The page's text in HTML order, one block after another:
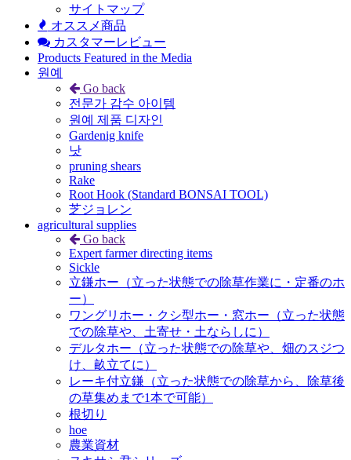
サイトマップ
オススメ商品
カスタマーレビュー
Products Featured in the Media
원예
Go back
전문가 감수 아이템
원예 제품 디자인
Gardenig knife
낫
pruning shears
Rake
Root Hook (Standard BONSAI TOOL)
芝ジョレン
agricultural supplies
Go back
Expert farmer directing items
Sickle
立鎌ホー（立った状態での除草作業に・定番のホ
ー）
ワングリホー・クシ型ホー・窓ホー（立った状態
での除草や、土寄せ・土ならしに）
デルタホー（立った状態での除草や、畑のスジつ
け、畝立てに）
レーキ付立鎌（立った状態での除草から、除草後
の草集めまで1本で可能）
根切り
hoe
農業資材